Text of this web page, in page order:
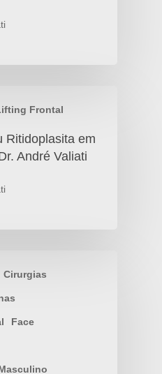
Frontal
Ritidoplasita em
André Valiati
Cirurgias
Face